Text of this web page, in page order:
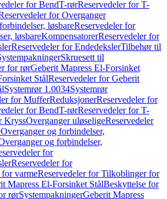
for BendT-rørReservedeler for T-
for Overganger
løsbareReservedeler for
løsbareKompensatorerReservedeler for
Reservedeler for EndedekslerTilbehør til
Skruesett til
for rørGeberit Mapress El-Forsinket
StålReservedeler for Geberit
Systemrør 1.0034Systemrør
for MufferReduksjonerReservedeler for
for BendT-rørReservedeler for T-
KryssOverganger uløseligeReservedeler
Overganger og forbindelser,
og forbindelser,
for
Reservedeler for
varmeReservedeler for Tilkoblinger for
Mapress El-Forsinket StålBeskyttelse for
rørSystempakningerGeberit Mapress